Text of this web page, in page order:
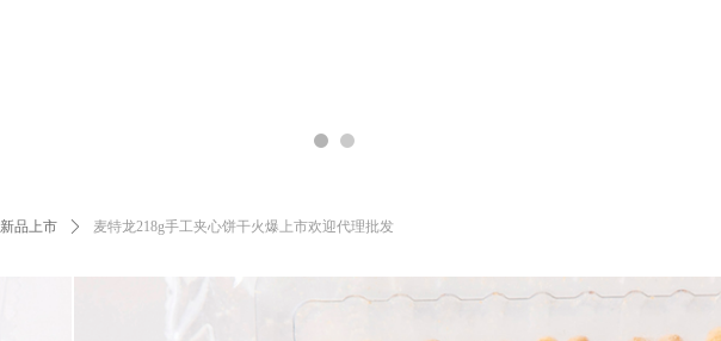
品上市 ꄲ 麦特龙218g手工夹心饼干火爆上市欢迎代理批发